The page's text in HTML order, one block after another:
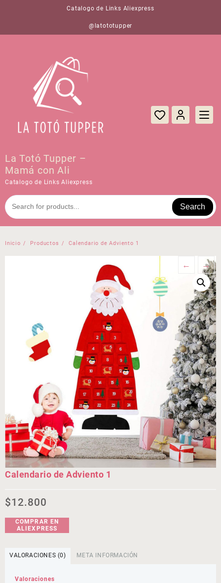
Catalogo de Links Aliexpress
@latototupper
La Totó Tupper –
Mamá con Ali
Catalogo de Links Aliexpress
Search
Inicio Productos Calendario de Adviento 1
← →
Calendario de Adviento 1
$12.800
COMPRAR EN
ALIEXPRESS
VALORACIONES (0) META INFORMACIÓN
Valoraciones